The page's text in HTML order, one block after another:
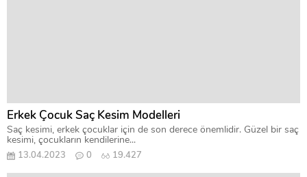
Erkek Çocuk Saç Kesim Modelleri
Saç kesimi, erkek çocuklar için de son derece önemlidir. Güzel bir saç
kesimi, çocukların kendilerine...
13.04.2023 0 19.427